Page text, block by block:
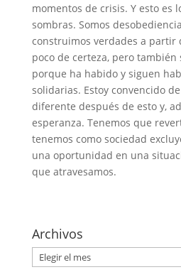
momentos de crisis. Y esto es
sombras. Somos
construimos verdades a partir
poco de certeza, pero
porque ha habido y siguen
solidarias. Estoy convencido
diferente después de esto y,
esperanza. Tenemos que
tenemos como sociedad
una oportunidad en una
que atravesamos.
Archivos
Archivos